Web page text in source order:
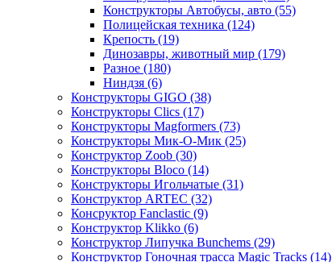
Конструкторы Автобусы, авто (55)
Полицейская техника (124)
Крепость (19)
Динозавры, животный мир (179)
Разное (180)
Ниндзя (6)
Конструкторы GIGO (38)
Конструкторы Clics (17)
Конструкторы Magformers (73)
Конструкторы Мик-О-Мик (25)
Конструктор Zoob (30)
Конструкторы Bloco (14)
Конструкторы Игольчатые (31)
Конструктор ARTEC (32)
Консруктор Fanclastic (9)
Конструктор Klikko (6)
Конструктор Липучка Bunchems (29)
Конструктор Гоночная трасса Magic Tracks (14)